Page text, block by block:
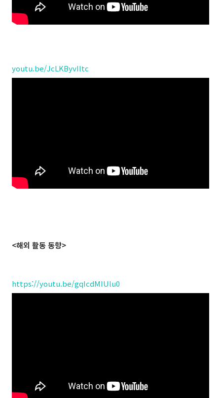
youtu.be/JcLKByvIItc
<해외 활동 동향>
https://youtu.be/gqIcdMIUlu0